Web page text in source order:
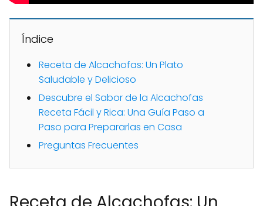
Índice
Receta de Alcachofas: Un Plato
Saludable y Delicioso
Descubre el Sabor de la Alcachofas
Receta Fácil y Rica: Una Guía Paso a
Paso para Prepararlas en Casa
Preguntas Frecuentes